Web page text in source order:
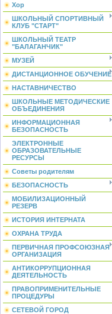
Хор
ШКОЛЬНЫЙ СПОРТИВНЫЙ
КЛУБ "СТАРТ"
ШКОЛЬНЫЙ ТЕАТР
"БАЛАГАНЧИК"
МУЗЕЙ
ДИСТАНЦИОННОЕ ОБУЧЕНИЕ
НАСТАВНИЧЕСТВО
ШКОЛЬНЫЕ МЕТОДИЧЕСКИЕ
ОБЪЕДИНЕНИЯ
ИНФОРМАЦИОННАЯ
БЕЗОПАСНОСТЬ
ЭЛЕКТРОННЫЕ
ОБРАЗОВАТЕЛЬНЫЕ
РЕСУРСЫ
Советы родителям
БЕЗОПАСНОСТЬ
МОБИЛИЗАЦИОННЫЙ
РЕЗЕРВ
ИСТОРИЯ ИНТЕРНАТА
ОХРАНА ТРУДА
ПЕРВИЧНАЯ ПРОФСОЮЗНАЯ
ОРГАНИЗАЦИЯ
АНТИКОРРУПЦИОННАЯ
ДЕЯТЕЛЬНОСТЬ
ПРАВОПРИМЕНИТЕЛЬНЫЕ
ПРОЦЕДУРЫ
СЕТЕВОЙ ГОРОД